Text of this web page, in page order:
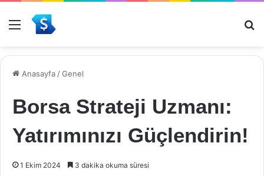
Menü
Anasayfa /Genel
Borsa Strateji Uzmanı:
Yatırımınızı Güçlendirin!
1 Ekim 2024 3 dakika okuma süresi